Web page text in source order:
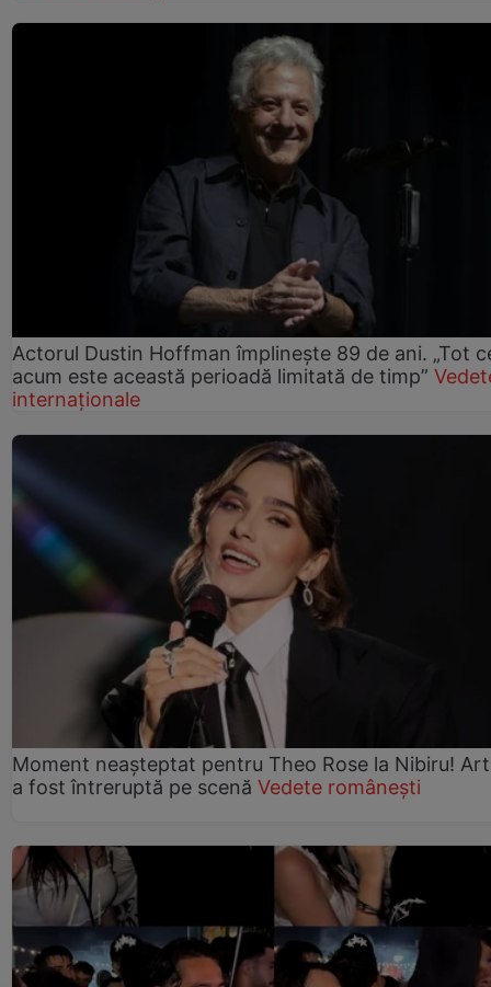
Actorul Dustin Hoffman împlinește 89 de ani. „Tot
acum este această perioadă limitată de timp”
internaționale
Moment neașteptat pentru Theo Rose la Nibiru!
a fost întreruptă pe scenă Vedete românești